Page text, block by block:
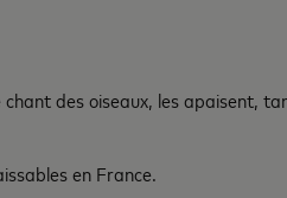
des oiseaux, les apaisent,
en France.